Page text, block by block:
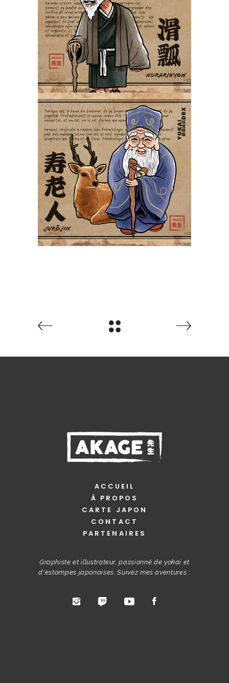
Nurarihyon 滑瓢
Yokaidex
Jurōjin 寿老人
Yokaidex
ACCUEIL
À PROPOS
CARTE JAPON
CONTACT
PARTENAIRES
Graphiste et illustrateur, passionné de yokai et
d'estampes japonaises. Suivez mes aventures :